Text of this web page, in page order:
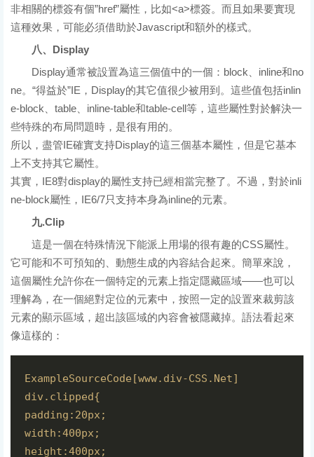
非相關的標簽有個”href”屬性，比如<a>標簽。而且如果要實現
這種效果，可能必須借助於Javascript和額外的樣式。
八、Display
Display通常被設置為這三個值中的一個：block、inline和no
ne。“得益於”IE，Display的其它值很少被用到。這些值包括inlin
e-block、table、inline-table和table-cell等，這些屬性對於解決一
些特殊的布局問題時，是很有用的。
所以，盡管IE確實支持Display的這三個基本屬性，但是它基本
上不支持其它屬性。
其實，IE8對display的屬性支持已經相當完整了。不過，對於inli
ne-block屬性，IE6/7只支持本身為inline的元素。
九.Clip
這是一個在特殊情況下能派上用場的很有趣的CSS屬性。
它可能和不可預知的、動態生成的內容結合起來。簡單來說，
這個屬性允許你在一個特定的元素上指定隱藏區域——也可以
理解為，在一個絕對定位的元素中，按照一定的設置來裁剪該
元素的顯示區域，超出該區域的內容會被隱藏掉。語法看起來
像這樣的：
ExampleSourceCode[www.div-CSS.Net]
div.clipped{
padding:20px;
width:400px;
height:400px;